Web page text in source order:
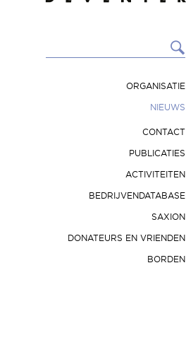
ORGANISATIE
NIEUWS
CONTACT
PUBLICATIES
ACTIVITEITEN
BEDRIJVENDATABASE
SAXION
DONATEURS EN VRIENDEN
BORDEN